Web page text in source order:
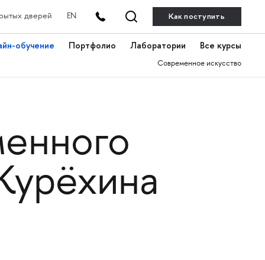
дверей EN Как поступить
обучение Портфолио Лаборатории Все курсы
Современное искусство